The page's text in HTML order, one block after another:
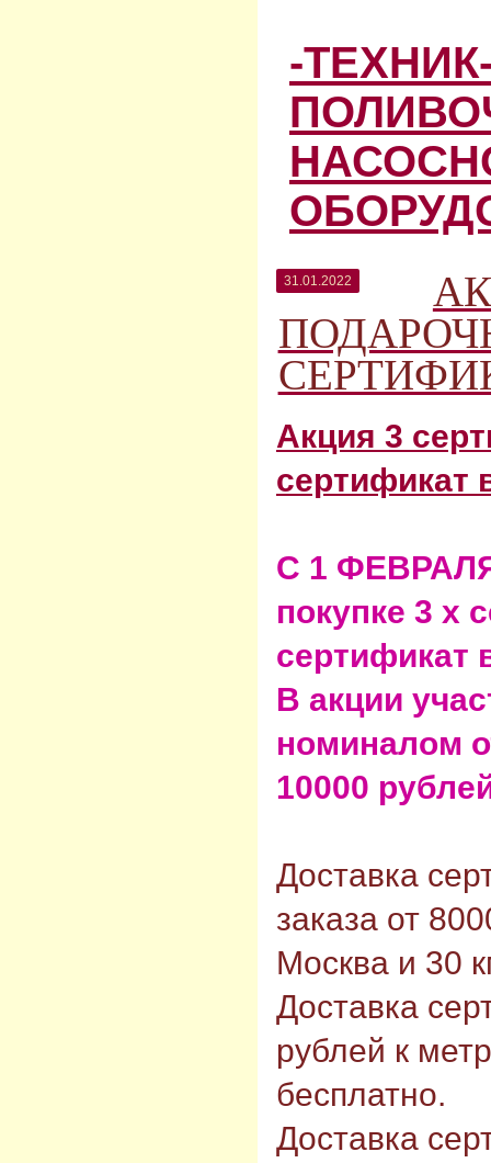
-
31.01.2022
Акция 3
сертификат
С 1
покупке 3 х
сертификат
В акции
номиналом
10000
Доставка
заказа от
Москва и 30
Доставка
рублей к
бесплатно.
Доставка